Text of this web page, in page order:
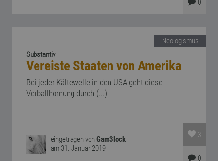
0
Neologismus
Substantiv
Vereiste Staaten von Amerika
Bei jeder Kältewelle in den USA geht diese
Verballhornung durch (...)
eingetragen vonGam3lock
am 31. Januar 2019
3
0